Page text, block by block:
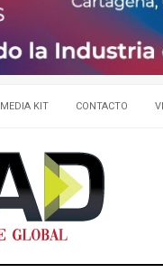
MEDIA KIT CONTACTO